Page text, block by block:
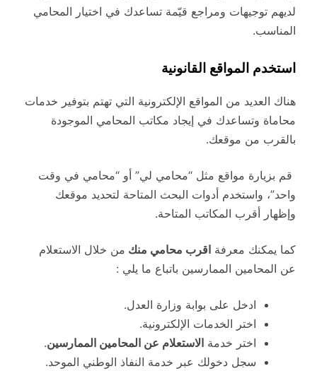
لديهم توجيهات ومراجع قيّمة تساعدك في اختيار المحامي
المناسب.
استخدم المواقع القانونية
هناك العديد من المواقع الإلكترونية التي تهتم بتوفير خدمات
محاماة وتساعدك في إيجاد مكاتب المحامي الموجودة
بالقرب من موقعك.
قم بزيارة مواقع مثل “محامي لي” أو “محامي في وقت
واحد”، واستخدم أدوات البحث المتاحة لتحديد موقعك
وإظهار أقرب المكاتب المتاحة.
كما يمكنك معرفة اقرب محامي منك من خلال الاستعلام
عن المحامين الممارسين باتباع ما يلي :
ادخل على بوابة وزارة العدل.
اختر الخدمات الإلكترونية.
اختر خدمة الاستعلام عن المحامين الممارسين.
سجل دخولك عبر خدمة النفاذ الوطني الموحد.